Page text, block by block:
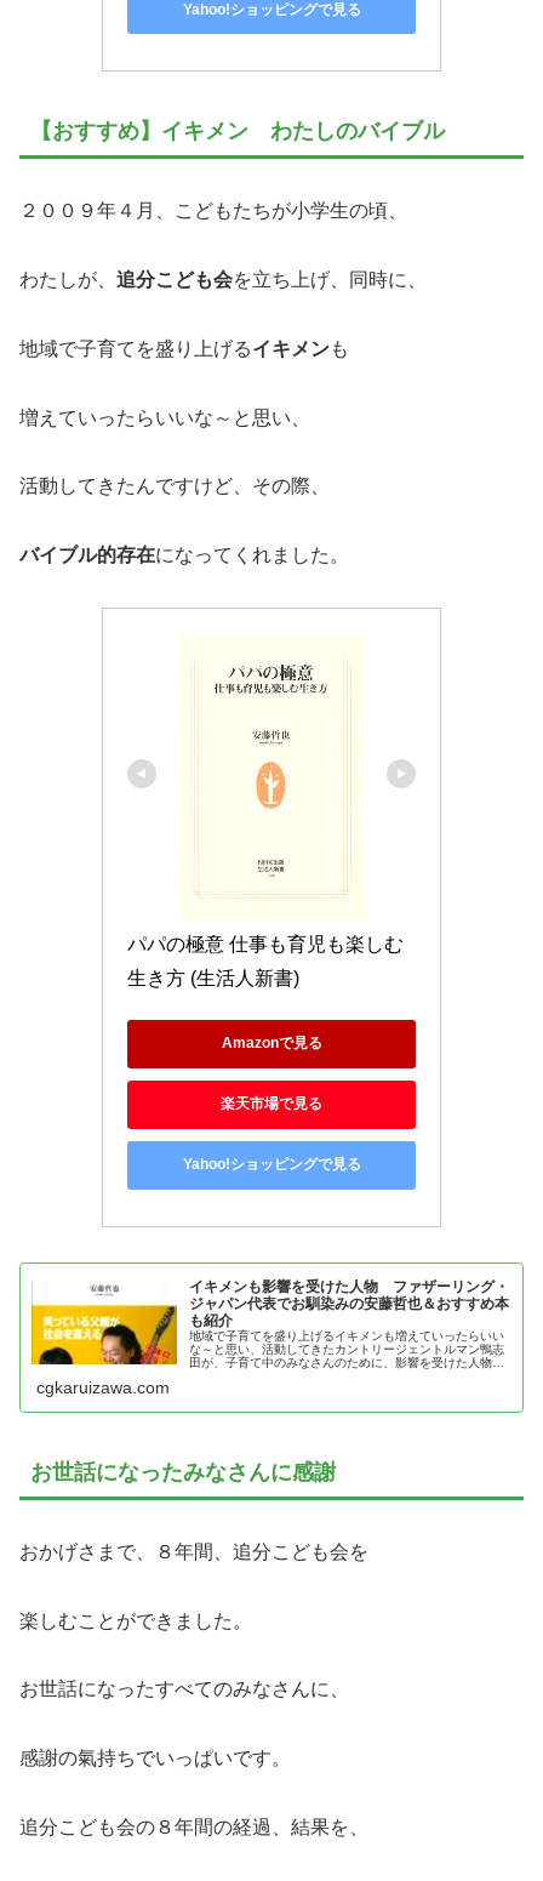
Yahoo!ショッピングで見る
【おすすめ】イキメン わたしのバイブル
２００９年４月、こどもたちが小学生の頃、
わたしが、 追分こども会を立ち上げ、同時に、
地域で子育てを盛り上げるイキメンも
増えていったらいいな～と思い、
活動してきたんですけど、その際、
バイブル的存在になってくれました。
パパの極意 仕事も育児も楽しむ
生き方 (生活人新書)
Amazonで見る
楽天市場で見る
Yahoo!ショッピングで見る
イキメンも影響を受けた人物 ファザーリング・
ジャパン代表でお馴染みの安藤哲也＆おすすめ本
も紹介
地域で子育てを盛り上げるイキメンも増えていったらいい
な～と思い、活動してきたカントリージェントルマン鴨志
田が、子育て中のみなさんのために、影響を受けた人物、
cgkaruizawa.com
お世話になったみなさんに感謝
おかげさまで、８年間、追分こども会を
楽しむことができました。
お世話になったすべてのみなさんに、
感謝の氣持ちでいっぱいです。
追分こども会の８年間の経過、結果を、